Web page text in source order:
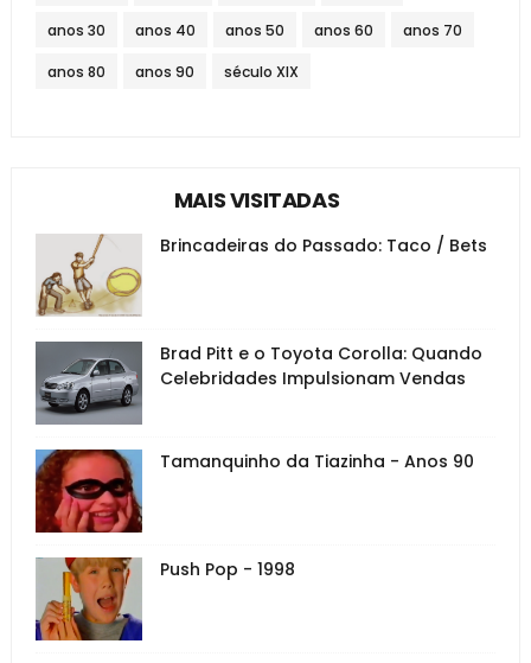
anos 30 anos 40 anos 50 anos 60 anos 70
anos 80 anos 90 século XIX
MAIS VISITADAS
Brincadeiras do Passado: Taco / Bets
Brad Pitt e o Toyota Corolla: Quando
Celebridades Impulsionam Vendas
Tamanquinho da Tiazinha - Anos 90
Push Pop - 1998